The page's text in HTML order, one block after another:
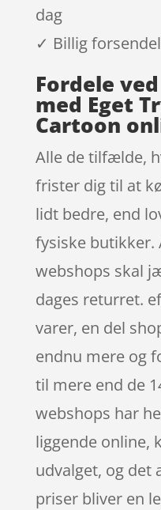
dag
✓ Billig
Fordele
med Eget
Cartoon
Alle de tilfælde,
frister dig til at
lidt bedre, end
fysiske butikker.
webshops skal
dages returret.
varer, en del
endnu mere og
til mere end de
webshops har
liggende online,
udvalget, og det
priser bliver en